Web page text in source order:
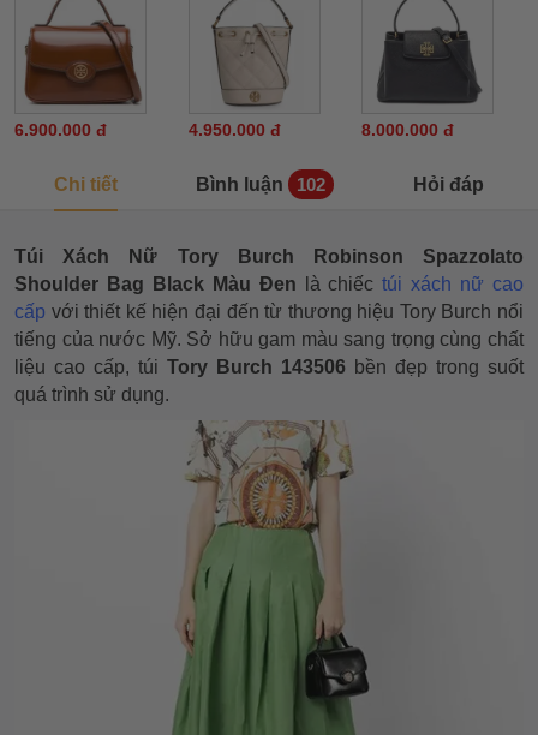
6.900.000 đ 4.950.000 đ 8.000.000 đ
Chi tiết Bình luận 102 Hỏi đáp
Túi Xách Nữ Tory Burch Robinson Spazzolato
Shoulder Bag Black Màu Đen là chiếctúi xách nữ cao
cấp với thiết kế hiện đại đến từ thương hiệu Tory Burch nổi
tiếng của nước Mỹ. Sở hữu gam màu sang trọng cùng chất
liệu cao cấp, túi Tory Burch 143506 bền đẹp trong suốt
quá trình sử dụng.